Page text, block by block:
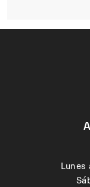
Lunes